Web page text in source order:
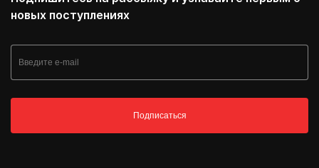
новых поступлениях
Подписаться